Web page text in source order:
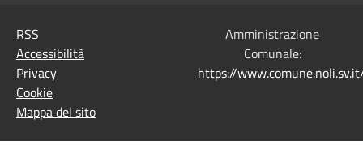
RSS
Accessibilità
Privacy
Cookie
Mappa del sito
Amministrazione
Comunale:
https://